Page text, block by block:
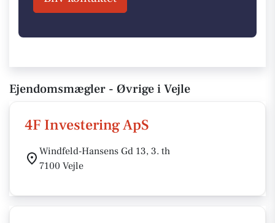
Ejendomsmægler - Øvrige i Vejle
4F Investering ApS
Windfeld-Hansens Gd 13, 3. th
7100 Vejle